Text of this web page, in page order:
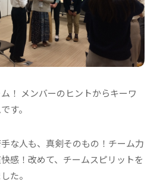
！ メンバーのヒントからキーワ
す。
な人も、真剣そのもの！チーム力
感！改めて、チームスピリットを
た。